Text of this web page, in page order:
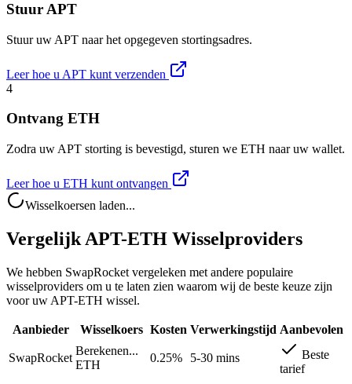
Stuur APT
Stuur uw APT naar het opgegeven stortingsadres.
Leer hoe u APT kunt verzenden
4
Ontvang ETH
Zodra uw APT storting is bevestigd, sturen we ETH naar uw wallet.
Leer hoe u ETH kunt ontvangen
Wisselkoersen laden...
Vergelijk APT-ETH Wisselproviders
We hebben SwapRocket vergeleken met andere populaire
wisselproviders om u te laten zien waarom wij de beste keuze zijn
voor uw APT-ETH wissel.
Aanbieder Wisselkoers Kosten Verwerkingstijd Aanbevolen
SwapRocket
Berekenen...
ETH
0.25% 5-30 mins
Beste
tarief